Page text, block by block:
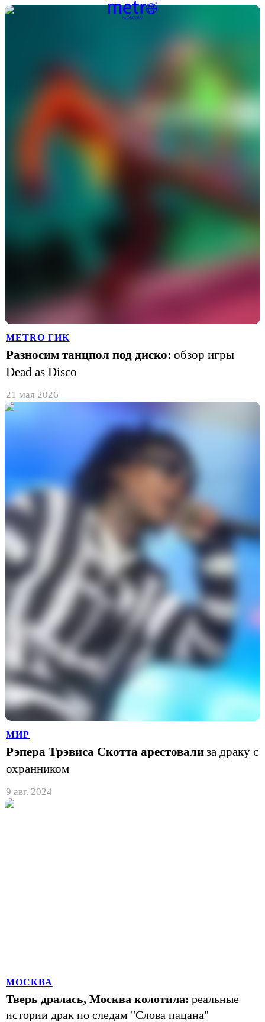
METRO ГИК
Разносим танцпол под диско: обзор игры
Dead as Disco
21 мая 2026
МИР
Рэпера Трэвиса Скотта арестовализа драку с
охранником
9 авг. 2024
МОСКВА
Тверь дралась, Москва колотила: реальные
истории драк по следам "Слова пацана"